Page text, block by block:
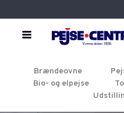
Brændeovne
Bio- og elpejse